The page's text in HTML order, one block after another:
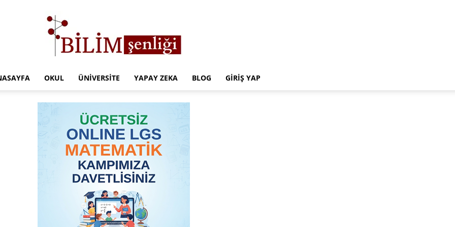
Eğitim
Kampüsü
OKUL ÜNIVERSITE YAPAY ZEKA BLOG GIRIŞ YAP